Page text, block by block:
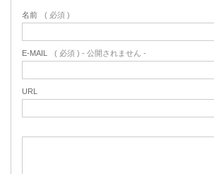
名前 ( 必須 )
E-MAIL ( 必須 ) - 公開されません -
URL